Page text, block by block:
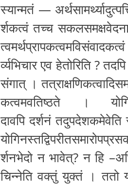
स्यान्मतं —
र्श­क­त्वं तच्च स­क­ल­स­म­क्ष­वे­द
र्व्य­भि­चा­र एव हे­तो­रि­ति ?
सं­गा­त् । त­त्रा­क्ष­णि­क
क­त्व­म­व­ति­ष्ठ­ते ।
दावपि दर्शनं त­दु­प­दे­श­क­मे­वे­ति
र्श­न­भे­दो न भा­वे­त्­? न हि
चि­न्ने­तिवक्तुं युक्तं । ततो